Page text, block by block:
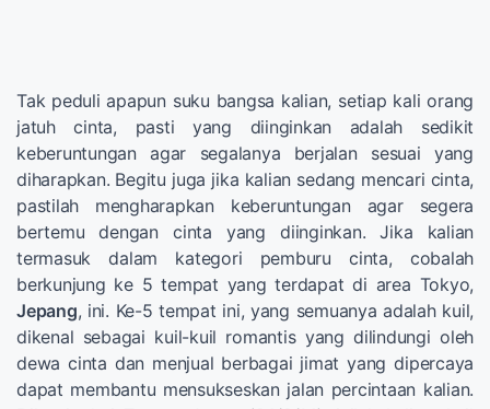
Tak peduli apapun suku bangsa kalian, setiap kali orang
jatuh cinta, pasti yang diinginkan adalah sedikit
keberuntungan agar segalanya berjalan sesuai yang
diharapkan. Begitu juga jika kalian sedang mencari cinta,
pastilah mengharapkan keberuntungan agar segera
bertemu dengan cinta yang diinginkan. Jika kalian
termasuk dalam kategori pemburu cinta, cobalah
berkunjung ke 5 tempat yang terdapat di area Tokyo,
Jepang, ini. Ke-5 tempat ini, yang semuanya adalah kuil,
dikenal sebagai kuil-kuil romantis yang dilindungi oleh
dewa cinta dan menjual berbagai jimat yang dipercaya
dapat membantu mensukseskan jalan percintaan kalian.